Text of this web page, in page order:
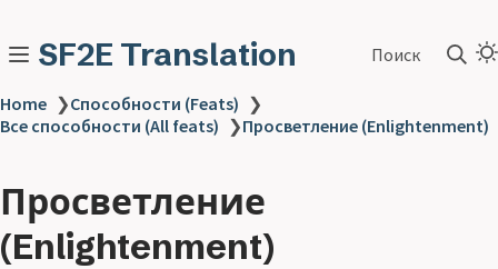
SF2E Translation Поиск
Home ❯Способности (Feats) ❯
Все способности (All feats) ❯Просветление (Enlightenment)
Просветление
(Enlightenment)